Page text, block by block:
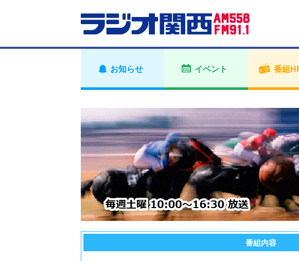
お知らせ イベント 番組
番組内容